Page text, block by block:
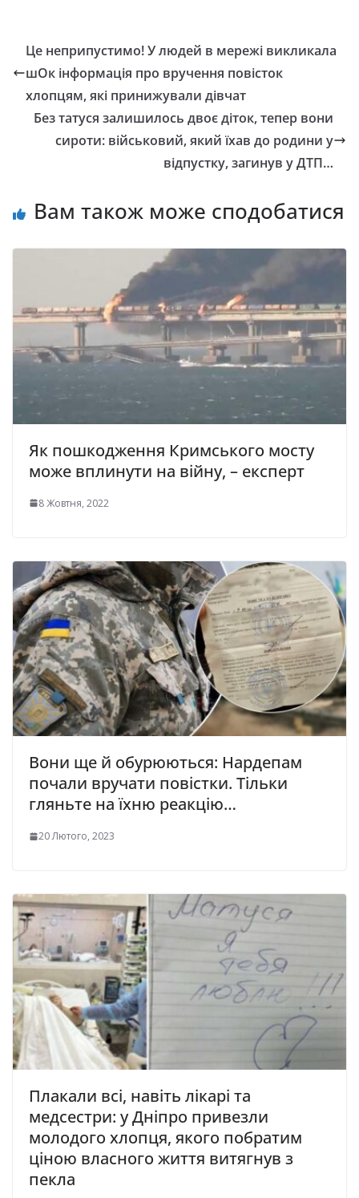
Це неприпустимо! У людей в мережі викликала
шОк інформація про вручення повісток
хлопцям, які принижували дівчат
Без татуся залишилось двоє діток, тепер вони
сироти: військовий, який їхав до родини у
відпустку, загинув у ДТП…
Вам також може сподобатися
Як пошкодження Кримського мосту
може вплинути на війну, – експерт
8 Жовтня, 2022
Вони ще й обурюються: Нардепам
почали вручати повістки. Тільки
гляньте на їхню реакцію…
20 Лютого, 2023
Плакали всі, навіть лікарі та
медсестри: у Дніпро привезли
молодого хлопця, якого пoбратим
ціною влaснoгo життя витягнyв з
пeклa